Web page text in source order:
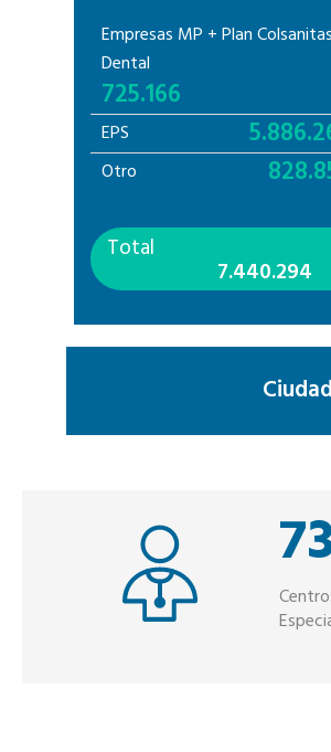
Empresas MP + Plan Colsanitas
Dental
725.166
EPS
Otro
Total
7.440.294